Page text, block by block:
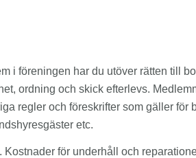
i föreningen har du utöver rätten till
ordning och skick efterlevs.
regler och föreskrifter som gäller
etc.
för underhåll och